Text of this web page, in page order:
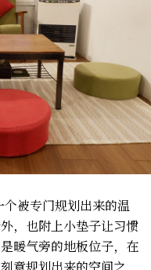
个被专门规划出来的温
，也附上小垫子让习惯
暖气旁的地板位子，在